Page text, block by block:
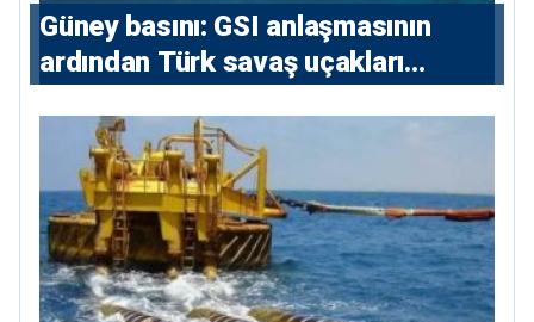
Güney basını: ⁠GSI anlaşmasının
ardından Türk savaş uçakları